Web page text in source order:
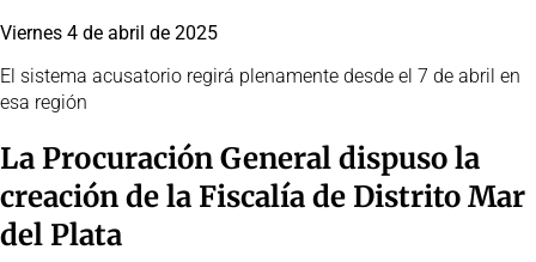
Viernes 4 de abril de 2025
El sistema acusatorio regirá plenamente desde el 7 de abril en
esa región
La Procuración General dispuso la
creación de la Fiscalía de Distrito Mar
del Plata